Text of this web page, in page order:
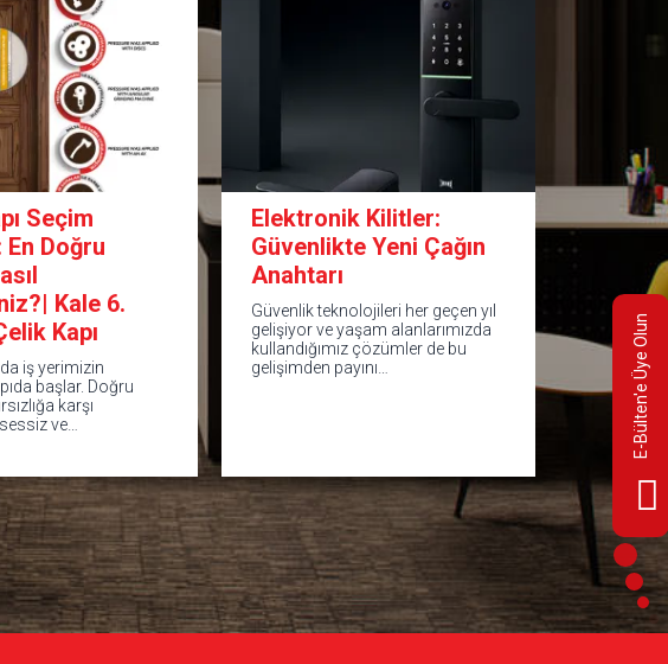
E-Bülten'e Üye Olun
Seçim
En Doğru
Kale 6.
Kapı
iş yerimizin
başlar. Doğru
karşı
ve…
Elektronik Kilitler:
Güvenlikte Yeni Çağın
Anahtarı
Güvenlik teknolojileri her geçen yıl
gelişiyor ve yaşam alanlarımızda
kullandığımız çözümler de bu
gelişimden payını…
Kartlı
günümüz
verimlilik